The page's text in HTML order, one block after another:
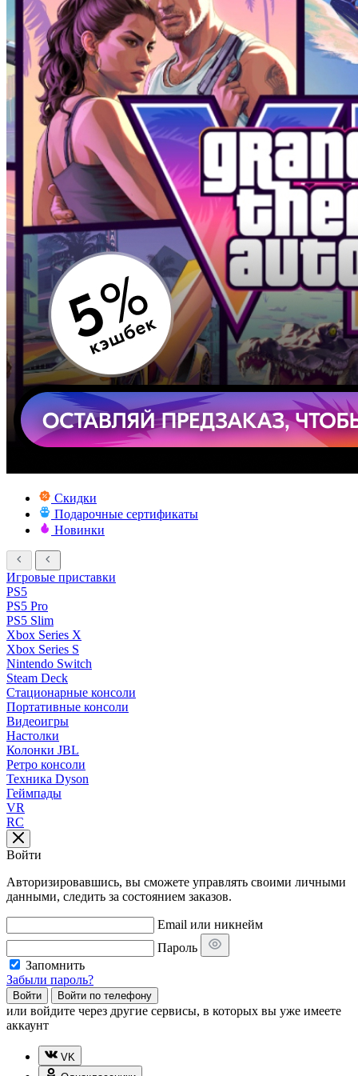
Скидки
Подарочные сертификаты
Новинки
Игровые приставки
PS5
PS5 Pro
PS5 Slim
Xbox Series X
Xbox Series S
Nintendo Switch
Steam Deck
Стационарные консоли
Портативные консоли
Видеоигры
Настолки
Колонки JBL
Ретро консоли
Техника Dyson
Геймпады
VR
RC
Войти
Авторизировавшись, вы сможете управлять своими личными
данными, следить за состоянием заказов.
Email или никнейм
Пароль
Запомнить
Забыли пароль?
Войти Войти по телефону
или войдите через другие сервисы, в которых вы уже имеете
аккаунт
VK